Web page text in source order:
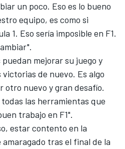
un poco. Eso es lo bueno
equipo, es como si
1. Eso sería imposible en F1.
mejorar su juego y
de nuevo. Es algo
otro nuevo y gran desafío.
las herramientas que
trabajo en F1".
estar contento en la
tras el final de la